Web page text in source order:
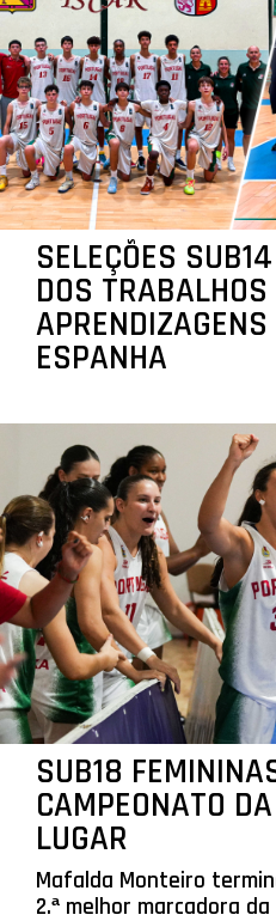
SELEÇÕES
DOS
ESPANHA
SUB18
CAMPEONATO
LUGAR
Mafalda Monteiro
2.ª melhor marcadora